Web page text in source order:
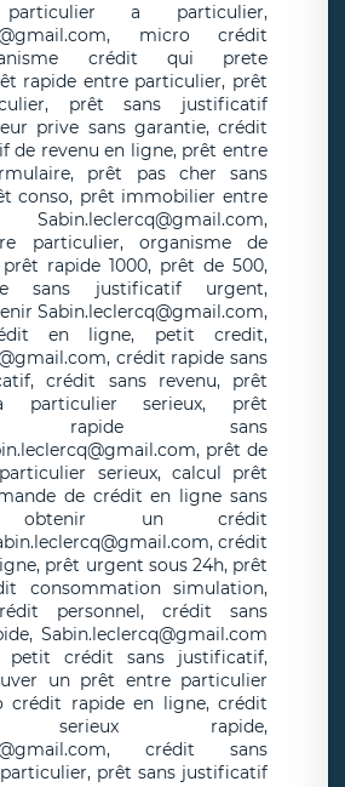
a particulier,
micro crédit
crédit qui prete
rapide entre particulier, prêt
prêt sans justificatif
prive sans garantie, crédit
de revenu en ligne, prêt entre
prêt pas cher sans
conso, prêt immobilier entre
particulier, organisme de
rapide 1000, prêt de 500,
sans justificatif urgent,
Sabin.leclercq@gmail.com,
en ligne, petit credit,
crédit rapide sans
crédit sans revenu, prêt
particulier serieux, prêt
rapide sans
prêt de
serieux, calcul prêt
de crédit en ligne sans
obtenir un crédit
crédit
prêt urgent sous 24h, prêt
consommation simulation,
personnel, crédit sans
Sabin.leclercq@gmail.com
petit crédit sans justificatif,
un prêt entre particulier
crédit rapide en ligne, crédit
serieux rapide,
crédit sans
prêt sans justificatif